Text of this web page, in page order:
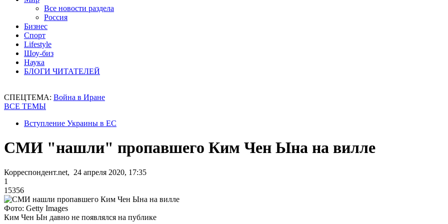
Все новости раздела
Россия
Бизнес
Спорт
Lifestyle
Шоу-биз
Наука
БЛОГИ ЧИТАТЕЛЕЙ
СПЕЦТЕМА: Война в Иране
ВСЕ ТЕМЫ
Вступление Украины в ЕС
СМИ "нашли" пропавшего Ким Чен Ына на вилле
Корреспондент.net, 24 апреля 2020, 17:35
1
15356
Фото: Getty Images
Ким Чен Ын давно не появлялся на публике